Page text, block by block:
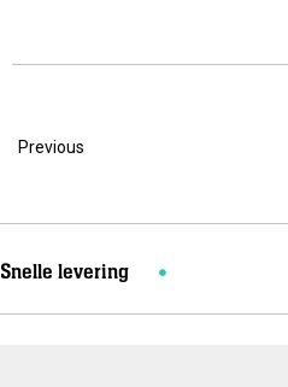
Previous
Snelle levering